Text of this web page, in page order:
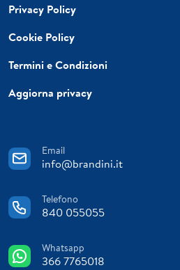
Privacy Policy
Cookie Policy
Termini e Condizioni
Aggiorna privacy
Email
info@brandini.it
Telefono
840 055055
Whatsapp
366 7765018